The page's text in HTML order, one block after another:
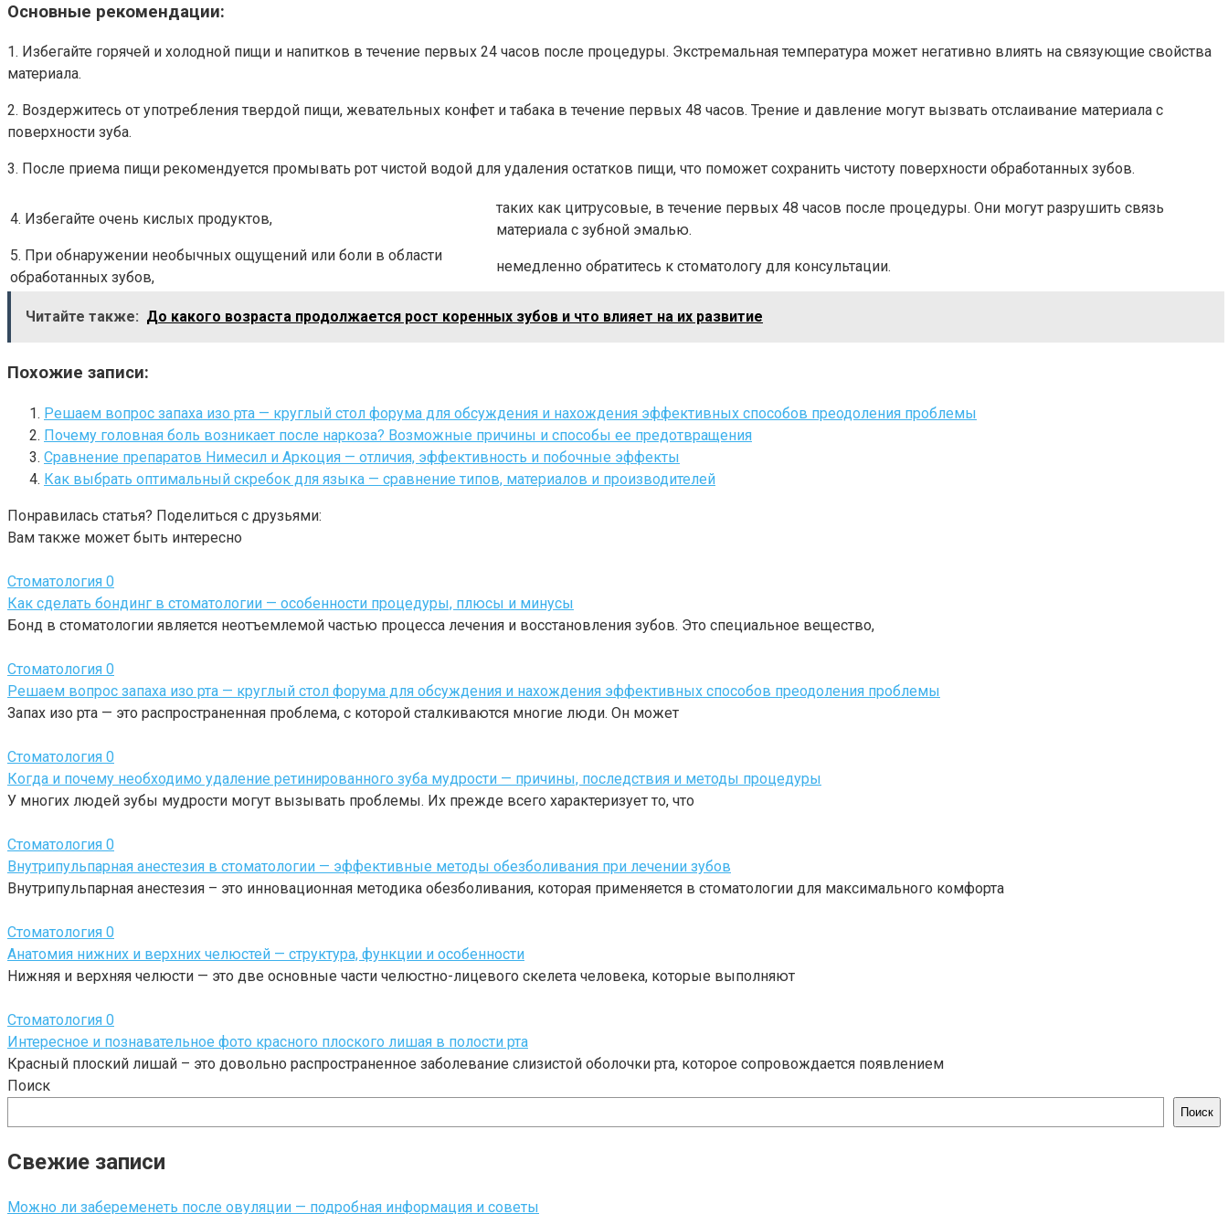
Основные рекомендации:
1. Избегайте горячей и холодной пищи и напитков в течение первых 24 часов после процедуры. Экстремальная температура может негативно влиять на связующие свойства
материала.
2. Воздержитесь от употребления твердой пищи, жевательных конфет и табака в течение первых 48 часов. Трение и давление могут вызвать отслаивание материала с
поверхности зуба.
3. После приема пищи рекомендуется промывать рот чистой водой для удаления остатков пищи, что поможет сохранить чистоту поверхности обработанных зубов.
4. Избегайте очень кислых продуктов,
таких как цитрусовые, в течение первых 48 часов после процедуры. Они могут разрушить связь
материала с зубной эмалью.
5. При обнаружении необычных ощущений или боли в области
обработанных зубов,
немедленно обратитесь к стоматологу для консультации.
Читайте также: До какого возраста продолжается рост коренных зубов и что влияет на их развитие
Похожие записи:
Решаем вопрос запаха изо рта — круглый стол форума для обсуждения и нахождения эффективных способов преодоления проблемы
Почему головная боль возникает после наркоза? Возможные причины и способы ее предотвращения
Сравнение препаратов Нимесил и Аркоция — отличия, эффективность и побочные эффекты
Как выбрать оптимальный скребок для языка — сравнение типов, материалов и производителей
Понравилась статья? Поделиться с друзьями:
Вам также может быть интересно
Стоматология 0
Как сделать бондинг в стоматологии — особенности процедуры, плюсы и минусы
Бонд в стоматологии является неотъемлемой частью процесса лечения и восстановления зубов. Это специальное вещество,
Стоматология 0
Решаем вопрос запаха изо рта — круглый стол форума для обсуждения и нахождения эффективных способов преодоления проблемы
Запах изо рта — это распространенная проблема, с которой сталкиваются многие люди. Он может
Стоматология 0
Когда и почему необходимо удаление ретинированного зуба мудрости — причины, последствия и методы процедуры
У многих людей зубы мудрости могут вызывать проблемы. Их прежде всего характеризует то, что
Стоматология 0
Внутрипульпарная анестезия в стоматологии — эффективные методы обезболивания при лечении зубов
Внутрипульпарная анестезия – это инновационная методика обезболивания, которая применяется в стоматологии для максимального комфорта
Стоматология 0
Анатомия нижних и верхних челюстей — структура, функции и особенности
Нижняя и верхняя челюсти — это две основные части челюстно-лицевого скелета человека, которые выполняют
Стоматология 0
Интересное и познавательное фото красного плоского лишая в полости рта
Красный плоский лишай – это довольно распространенное заболевание слизистой оболочки рта, которое сопровождается появлением
Поиск
Поиск
Свежие записи
Можно ли забеременеть после овуляции — подробная информация и советы